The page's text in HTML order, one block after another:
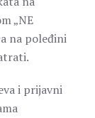
„NE
na poleđini
i prijavni